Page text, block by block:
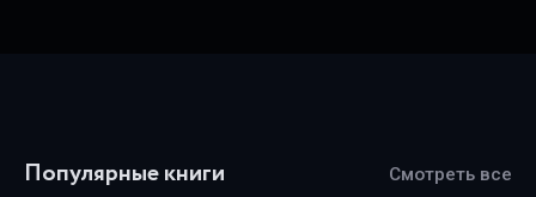
Популярные книги Смотреть все